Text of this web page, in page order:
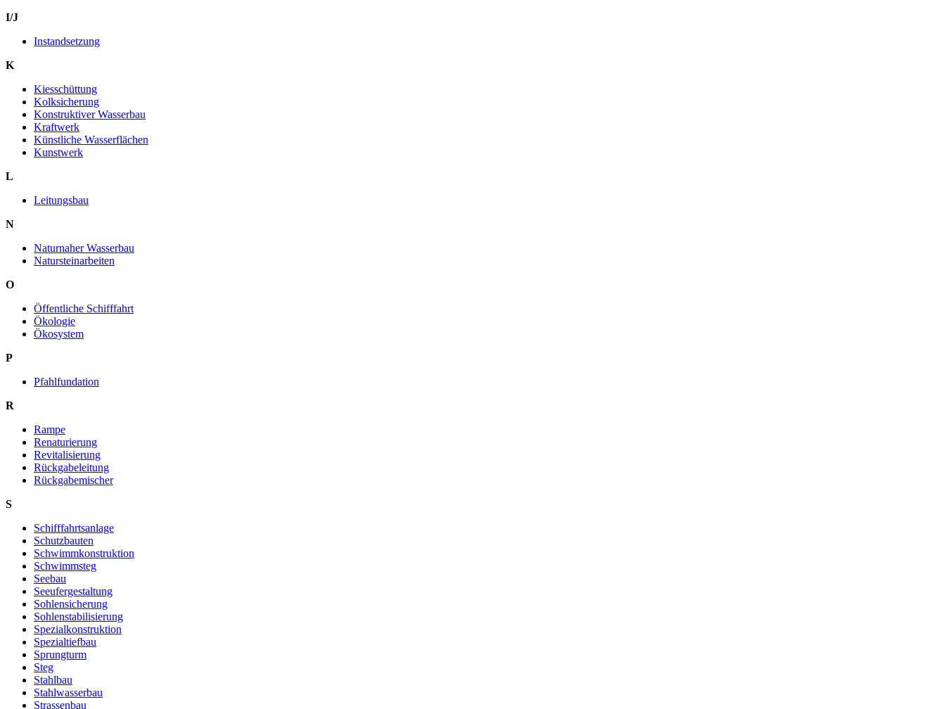
I/J
Instandsetzung
K
Kiesschüttung
Kolksicherung
Konstruktiver Wasserbau
Kraftwerk
Künstliche Wasserflächen
Kunstwerk
L
Leitungsbau
N
Naturnaher Wasserbau
Natursteinarbeiten
O
Öffentliche Schifffahrt
Ökologie
Ökosystem
P
Pfahlfundation
R
Rampe
Renaturierung
Revitalisierung
Rückgabeleitung
Rückgabemischer
S
Schifffahrtsanlage
Schutzbauten
Schwimmkonstruktion
Schwimmsteg
Seebau
Seeufergestaltung
Sohlensicherung
Sohlenstabilisierung
Spezialkonstruktion
Spezialtiefbau
Sprungturm
Steg
Stahlbau
Stahlwasserbau
Strassenbau